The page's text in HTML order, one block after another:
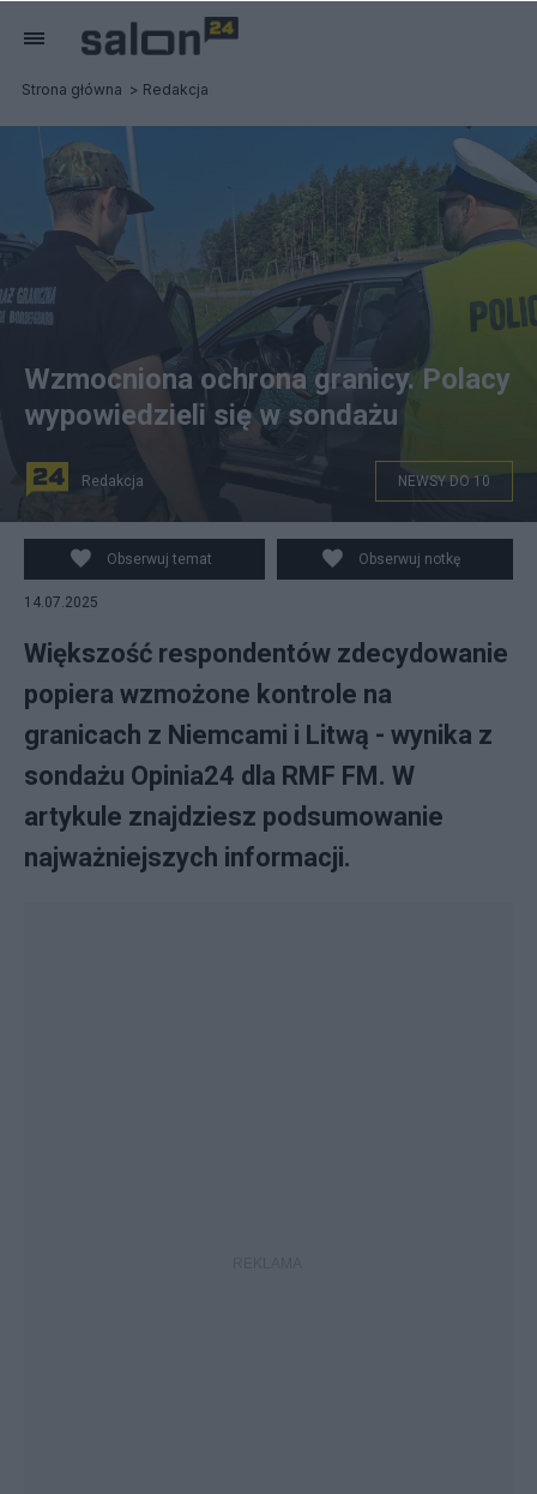
Strona główna Redakcja
Wzmocniona ochrona granicy. Polacy
wypowiedzieli się w sondażu
Redakcja NEWSY DO 10
Obserwuj temat Obserwuj notkę
14.07.2025
Większość respondentów zdecydowanie
popiera wzmożone kontrole na
granicach z Niemcami i Litwą - wynika z
sondażu Opinia24 dla RMF FM. W
artykule znajdziesz podsumowanie
najważniejszych informacji.